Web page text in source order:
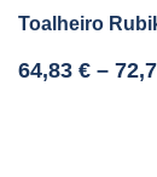
Toalheiro
64,83 € –